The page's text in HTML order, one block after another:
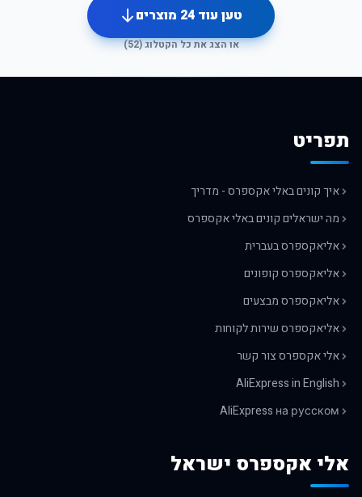
טען עוד 24 מוצרים
או הצג את כל הקטלוג (52
)
תפריט
איך קונים באלי אקספרס - מדריך
מה ישראלים קונים באלי אקספרס
אליאקספרס בעברית
אליאקספרס קופונים
אליאקספרס מבצעים
אליאקספרס שירות לקוחות
אלי אקספרס צור קשר
AliExpress in English
AliExpress на русском
אלי אקספרס ישראל